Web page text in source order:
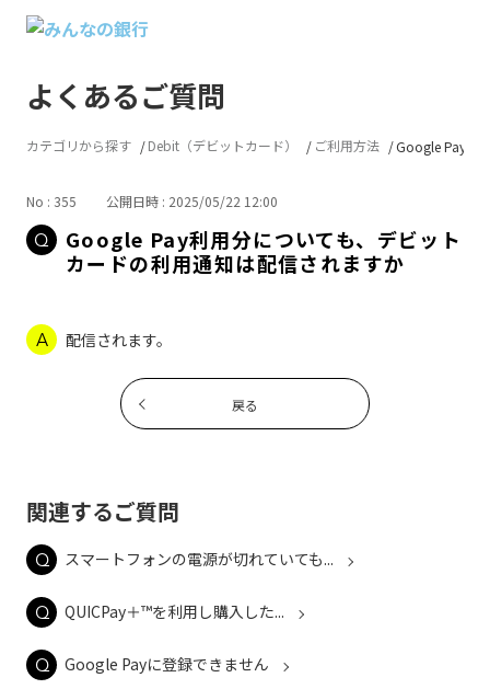
よくあるご質問
カテゴリから探す Debit（デビットカード） ご利用方法 Google Pay利
No : 355 公開日時 : 2025/05/22 12:00
Google Pay利用分についても、デビット
カードの利用通知は配信されますか
配信されます。
戻る
関連するご質問
スマートフォンの電源が切れていても...
QUICPay＋™を利用し購入した...
Google Payに登録できません